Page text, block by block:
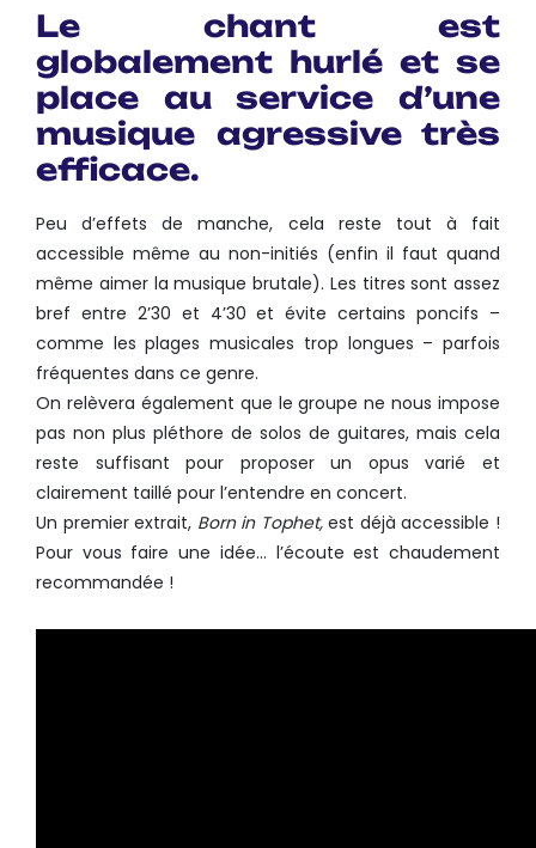
Le chant est
globalement hurlé et se
place au service d’une
musique agressive très
efficace.
Peu d’effets de manche, cela reste tout à fait
accessible même au non-initiés (enfin il faut quand
même aimer la musique brutale). Les titres sont assez
bref entre 2’30 et 4’30 et évite certains poncifs –
comme les plages musicales trop longues – parfois
fréquentes dans ce genre.
On relèvera également que le groupe ne nous impose
pas non plus pléthore de solos de guitares, mais cela
reste suffisant pour proposer un opus varié et
clairement taillé pour l’entendre en concert.
Un premier extrait, Born in Tophet,est déjà accessible !
Pour vous faire une idée… l’écoute est chaudement
recommandée !